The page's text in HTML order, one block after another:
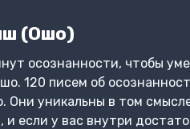
(Ошо)
осознанности, чтобы
120 писем об
Они уникальны в том
и если у вас внутри